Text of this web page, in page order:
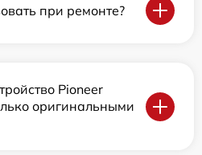
при ремонте?
Pioneer
оригинальными